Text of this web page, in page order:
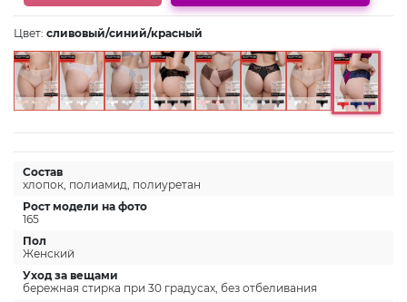
Цвет: сливовый/синий/красный
Состав
хлопок, полиамид, полиуретан
Рост модели на фото
165
Пол
Женский
Уход за вещами
бережная стирка при 30 градусах, без отбеливания